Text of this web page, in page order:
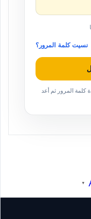
نسيت كلمة المرور؟
كلمة المرور ثم أعد
▼